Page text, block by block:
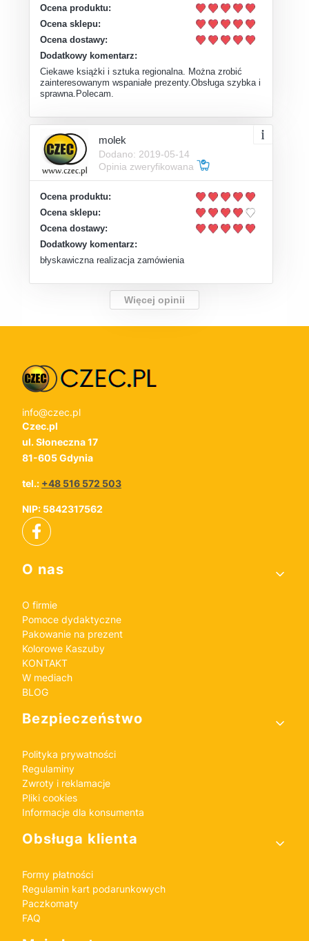
Ocena produktu:
Ocena sklepu:
Ocena dostawy:
Dodatkowy komentarz:
Ciekawe książki i sztuka regionalna. Można zrobić
zainteresowanym wspaniałe prezenty.Obsługa szybka i
sprawna.Polecam.
molek
Dodano: 2019-05-14
Opinia zweryfikowana
Ocena produktu:
Ocena sklepu:
Ocena dostawy:
Dodatkowy komentarz:
błyskawiczna realizacja zamówienia
Więcej opinii
info@czec.pl
Czec.pl
ul. Słoneczna 17
81-605 Gdynia
tel.: +48 516 572 503
NIP: 5842317562
Linki w stopce
O nas
O firmie
Pomoce dydaktyczne
Pakowanie na prezent
Kolorowe Kaszuby
KONTAKT
W mediach
BLOG
Bezpieczeństwo
Polityka prywatności
Regulaminy
Zwroty i reklamacje
Pliki cookies
Informacje dla konsumenta
Obsługa klienta
Formy płatności
Regulamin kart podarunkowych
Paczkomaty
FAQ